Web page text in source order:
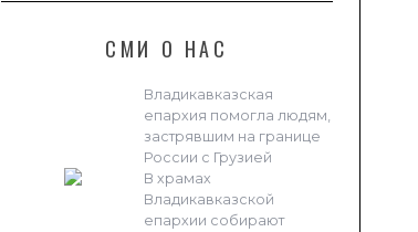
СМИ О НАС
Владикавказская
епархия помогла людям,
застрявшим на границе
России с Грузией
В храмах
Владикавказской
епархии собирают